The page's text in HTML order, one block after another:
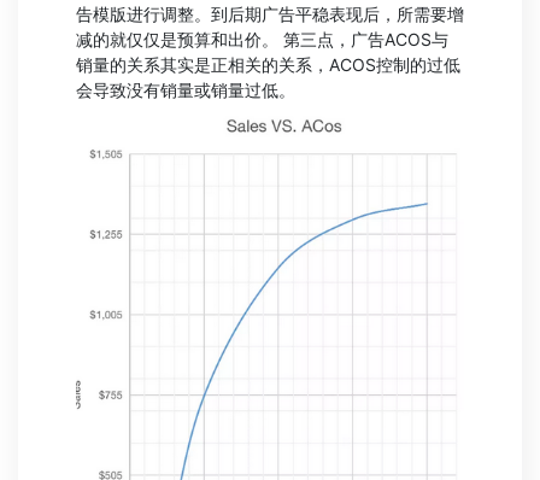
告模版进行调整。到后期广告平稳表现后，所需要增
减的就仅仅是预算和出价。 第三点，广告ACOS与
销量的关系其实是正相关的关系，ACOS控制的过低
会导致没有销量或销量过低。